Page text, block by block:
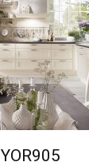
YOR905